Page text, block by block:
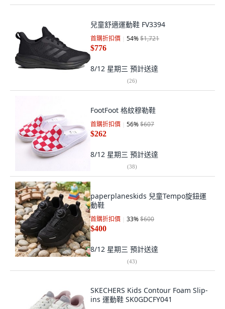
兒童舒適運動鞋 FV3394
首購折扣價 54%$1,721
$776
8/12 星期三 預計送達
(26)
FootFoot 格紋穆勒鞋
首購折扣價 56%$607
$262
8/12 星期三 預計送達
(38)
paperplaneskids 兒童Tempo旋鈕運
動鞋
首購折扣價 33%$600
$400
8/12 星期三 預計送達
(43)
SKECHERS Kids Contour Foam Slip-
ins 運動鞋 SK0GDCFY041